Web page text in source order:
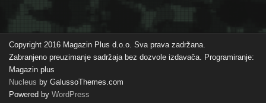
Copyright 2016 Magazin Plus d.o.o. Sva prava zadržana.
Zabranjeno preuzimanje sadržaja bez dozvole izdavača. Programiranje:
Magazin plus
Nucleus by GalussoThemes.com
Powered byWordPress